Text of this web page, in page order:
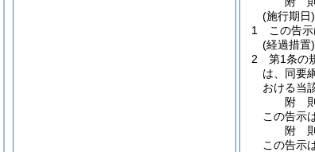
(施行期日)
1
この告
(経過措置)
2
第1条の
は、同要
おける当
附
この告示
附
この告示